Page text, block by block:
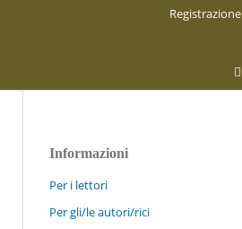
Registrazione
Informazioni
Per i lettori
Per gli/le autori/rici